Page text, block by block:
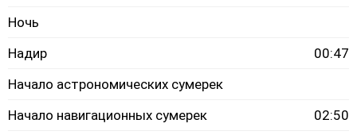
Ночь
Надир
00:47
Начало астрономических сумерек
Начало навигационных сумерек
02:50